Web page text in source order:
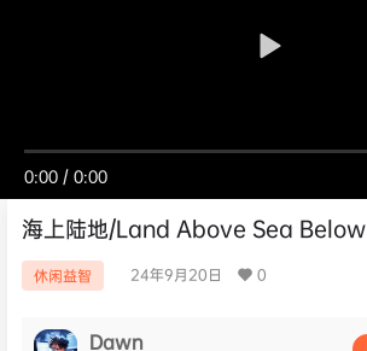
0:00 / 0:00
海上陆地/Land Above Sea Below
休闲益智 24年9月20日 0
Dawn